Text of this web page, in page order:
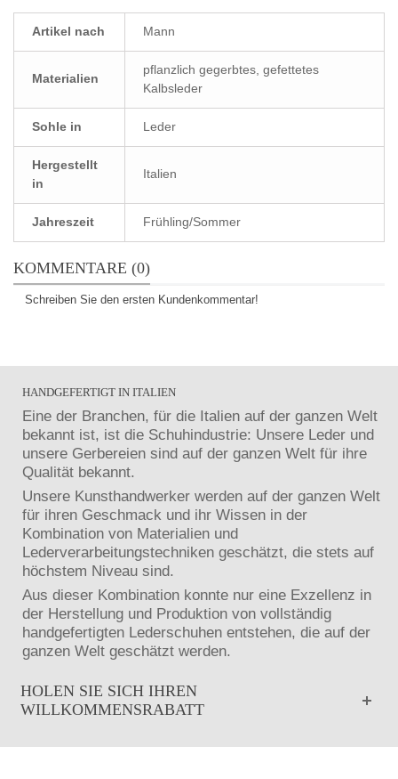
Artikel nach Mann
Materialien
pflanzlich gegerbtes, gefettetes
Kalbsleder
Sohle in Leder
Hergestellt
in
Italien
Jahreszeit Frühling/Sommer
KOMMENTARE (0)
Schreiben Sie den ersten Kundenkommentar!
HANDGEFERTIGT IN ITALIEN
Eine der Branchen, für die Italien auf der ganzen Welt
bekannt ist, ist die Schuhindustrie: Unsere Leder und
unsere Gerbereien sind auf der ganzen Welt für ihre
Qualität bekannt.
Unsere Kunsthandwerker werden auf der ganzen Welt
für ihren Geschmack und ihr Wissen in der
Kombination von Materialien und
Lederverarbeitungstechniken geschätzt, die stets auf
höchstem Niveau sind.
Aus dieser Kombination konnte nur eine Exzellenz in
der Herstellung und Produktion von vollständig
handgefertigten Lederschuhen entstehen, die auf der
ganzen Welt geschätzt werden.
HOLEN SIE SICH IHREN
WILLKOMMENSRABATT